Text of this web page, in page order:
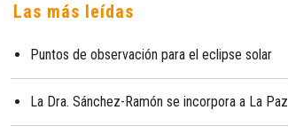
Las más leídas
Puntos de observación para el eclipse solar
La Dra. Sánchez-Ramón se incorpora a La Paz